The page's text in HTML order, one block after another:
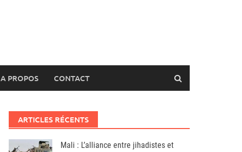
A PROPOS CONTACT
ARTICLES RÉCENTS
Mali : L’alliance entre jihadistes et